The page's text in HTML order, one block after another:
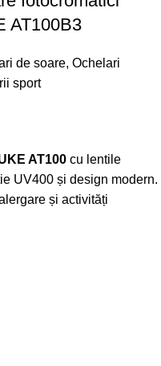
AT100B3
de soare, Ochelari
sport
AT100 cu lentile
UV400 și design modern.
și activități